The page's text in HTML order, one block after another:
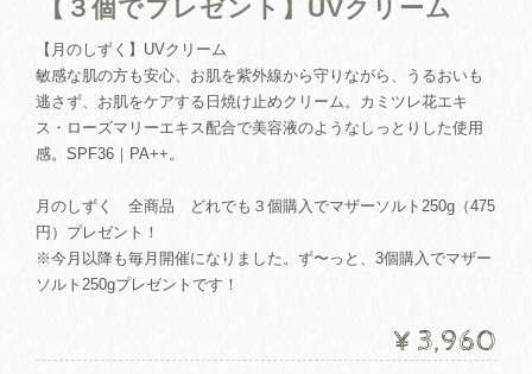
【３個でプレゼント】UVクリーム
【月のしずく】UVクリーム
敏感な肌の方も安心、お肌を紫外線から守りながら、うるおいも
逃さず、お肌をケアする日焼け止めクリーム。カミツレ花エキ
ス・ローズマリーエキス配合で美容液のようなしっとりした使用
感。SPF36｜PA++。
月のしずく 全商品 どれでも３個購入でマザーソルト250g（475
円）プレゼント！
※今月以降も毎月開催になりました。ず〜っと、3個購入でマザー
ソルト250gプレゼントです！
¥3,960